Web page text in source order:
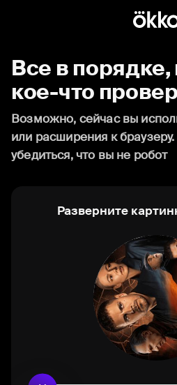
Все в порядке,
кое-что
Возможно, сейчас вы
или расширения к
убедиться, что вы не робот
Разверните